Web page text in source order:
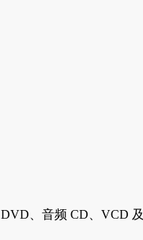
、音频 CD、VCD